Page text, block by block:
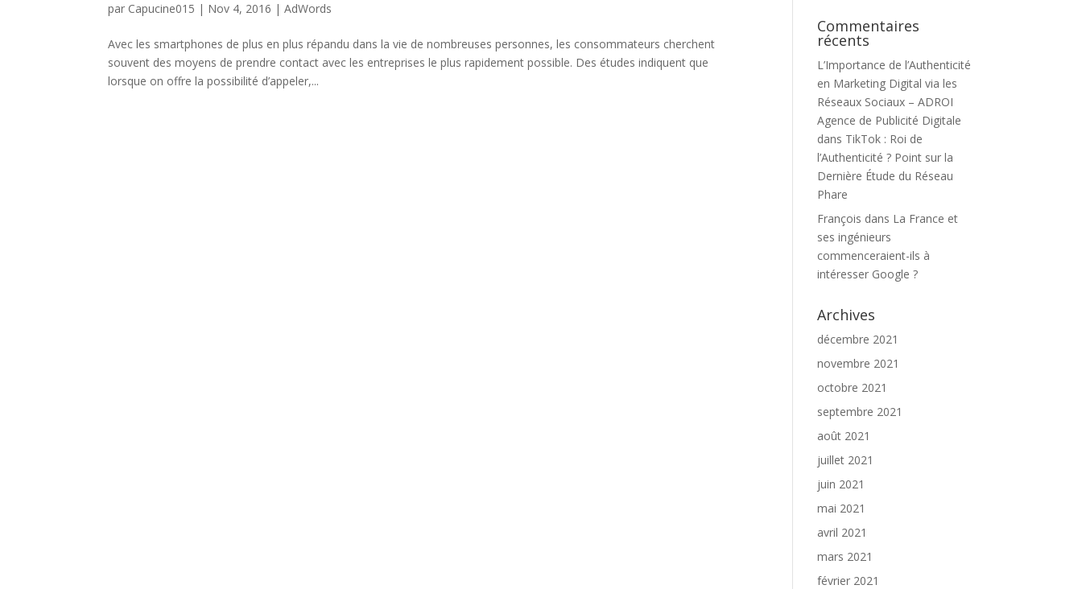
par Capucine015 | Nov 4, 2016 |AdWords
Avec les smartphones de plus en plus répandu dans la vie de nombreuses personnes, les consommateurs cherchent
souvent des moyens de prendre contact avec les entreprises le plus rapidement possible. Des études indiquent que
lorsque on offre la possibilité d’appeler,...
Commentaires
récents
L’Importance de l’Authenticité
en Marketing Digital via les
Réseaux Sociaux – ADROI
Agence de Publicité Digitale
dans TikTok : Roi de
l’Authenticité ? Point sur la
Dernière Étude du Réseau
Phare
François dans La France et
ses ingénieurs
commenceraient-ils à
intéresser Google ?
Archives
décembre 2021
novembre 2021
octobre 2021
septembre 2021
août 2021
juillet 2021
juin 2021
mai 2021
avril 2021
mars 2021
février 2021